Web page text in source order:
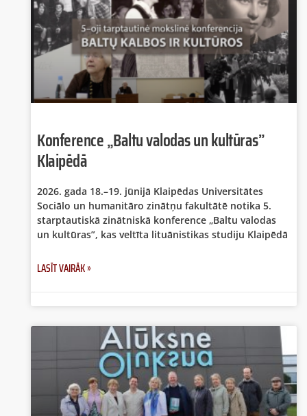
Konference „Baltu valodas un kultūras”
Klaipēdā
2026. gada 18.–19. jūnijā Klaipēdas Universitātes
Sociālo un humanitāro zinātņu fakultātē notika 5.
starptautiskā zinātniskā konference „Baltu valodas
un kultūras”, kas veltīta lituānistikas studiju Klaipēdā
LASĪT VAIRĀK »